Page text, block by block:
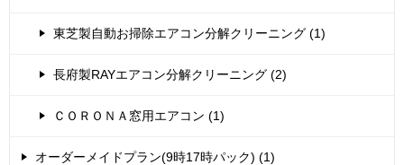
東芝製自動お掃除エアコン分解クリーニング (1)
長府製RAYエアコン分解クリーニング (2)
ＣＯＲＯＮＡ窓用エアコン (1)
オーダーメイドプラン(9時17時パック) (1)